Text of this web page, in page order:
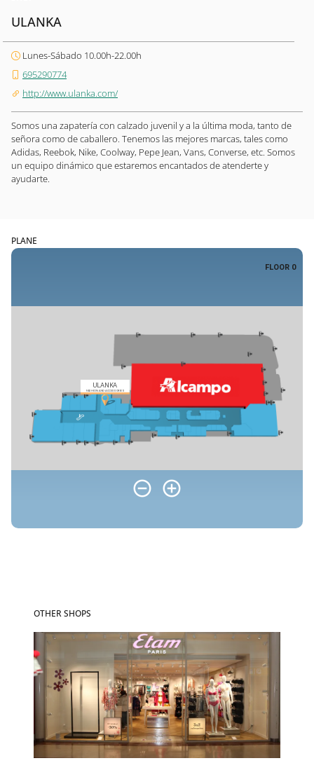
ULANKA
Lunes-Sábado 10.00h-22.00h
695290774
http://www.ulanka.com/
Somos una zapatería con calzado juvenil y a la última moda, tanto de
señora como de caballero. Tenemos las mejores marcas, tales como
Adidas, Reebok, Nike, Coolway, Pepe Jean, Vans, Converse, etc. Somos
un equipo dinámico que estaremos encantados de atenderte y
ayudarte.
PLANE
OTHER SHOPS